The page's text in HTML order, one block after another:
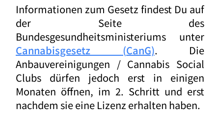
Informationen zum Gesetz findest Du auf
der Seite des
Bundesgesundheitsministeriums unter
Cannabisgesetz (CanG). Die
Anbauvereinigungen / Cannabis Social
Clubs dürfen jedoch erst in einigen
Monaten öffnen, im 2. Schritt und erst
nachdem sie eine Lizenz erhalten haben.